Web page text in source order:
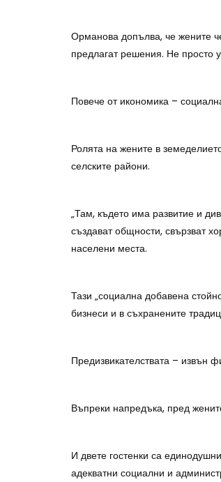
Орманова допълва, че жените
предлагат решения. Не просто
Повече от икономика –
Ролята на жените в
селските райони.
„Там, където има развитие и
създават общности, свързват
населени места.
Тази „социална добавена
бизнеси и в съхранените
Предизвикателствата – извън
Въпреки напредъка, пред
И двете гостенки са
адекватни социални и